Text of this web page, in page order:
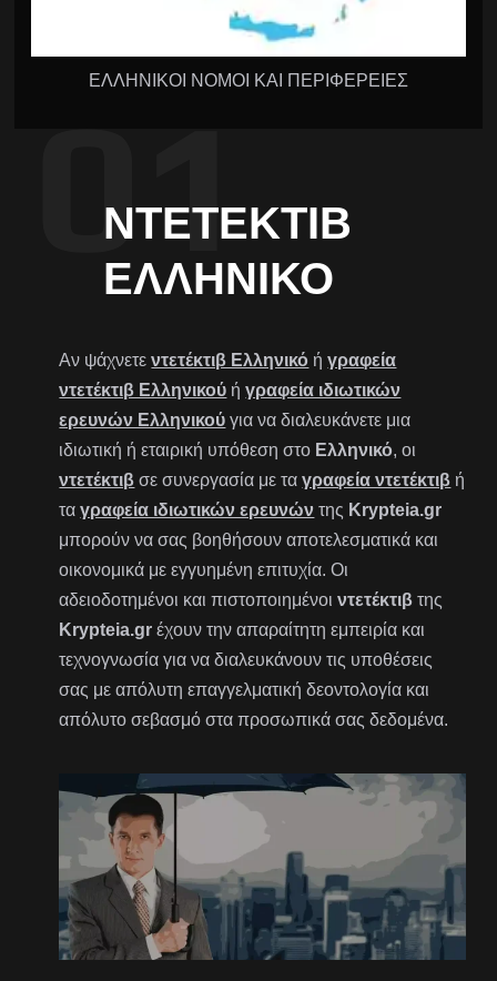
ΕΛΛΗΝΙΚΟΙ ΝΟΜΟΙ ΚΑΙ ΠΕΡΙΦΕΡΕΙΕΣ
ΝΤΕΤΈΚΤΙΒ
ΕΛΛΗΝΙΚΌ
Αν ψάχνετεντετέκτιβ Ελληνικό ήγραφεία
ντετέκτιβ Ελληνικού ήγραφεία ιδιωτικών
ερευνών Ελληνικού για να διαλευκάνετε μια
ιδιωτική ή εταιρική υπόθεση στο Ελληνικό, οι
ντετέκτιβ σε συνεργασία με ταγραφεία ντετέκτιβ ή
ταγραφεία ιδιωτικών ερευνών της Krypteia.gr
μπορούν να σας βοηθήσουν αποτελεσματικά και
οικονομικά με εγγυημένη επιτυχία. Οι
αδειοδοτημένοι και πιστοποιημένοιντετέκτιβ της
Krypteia.gr έχουν την απαραίτητη εμπειρία και
τεχνογνωσία για να διαλευκάνουν τις υποθέσεις
σας με απόλυτη επαγγελματική δεοντολογία και
απόλυτο σεβασμό στα προσωπικά σας δεδομένα.